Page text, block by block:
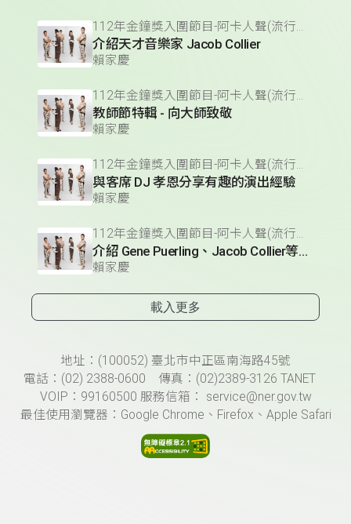
112年金鐘獎入圍節目-阿卡人聲(流行音樂節目獎)
介紹天才音樂家 Jacob Collier
賴家慶
112年金鐘獎入圍節目-阿卡人聲(流行音樂節目獎)
教師節特輯 - 向大師致敬
賴家慶
112年金鐘獎入圍節目-阿卡人聲(流行音樂節目獎)
與客席 DJ 孝恩分享有趣的演出經驗
賴家慶
112年金鐘獎入圍節目-阿卡人聲(流行音樂節目獎)
介紹 Gene Puerling、Jacob Collier等大師改編經典歌曲
賴家慶
載入更多
頁尾資訊地址：(100052) 臺北市中正區南海路45號
電話：(02) 2388-0600 傳真：(02)2389-3126 TANET
VOIP：99160500 服務信箱： service@ner.gov.tw
最佳使用瀏覽器：Google Chrome、Firefox、Apple Safari